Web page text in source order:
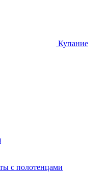
Купание
с полотенцами